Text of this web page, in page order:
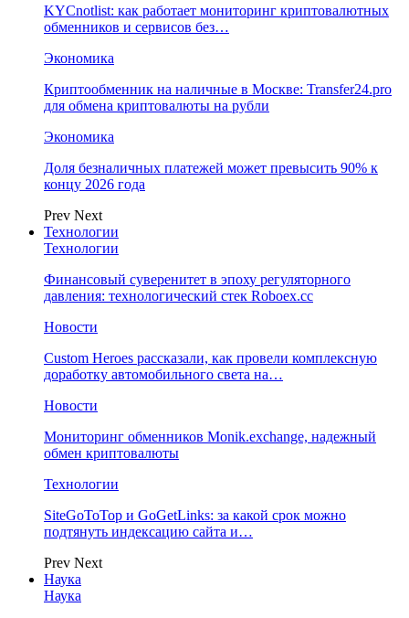
KYCnotlist: как работает мониторинг криптовалютных
обменников и сервисов без…
Экономика
Криптообменник на наличные в Москве: Transfer24.pro
для обмена криптовалюты на рубли
Экономика
Доля безналичных платежей может превысить 90% к
концу 2026 года
Prev Next
Технологии
Технологии
Финансовый суверенитет в эпоху регуляторного
давления: технологический стек Roboex.cc
Новости
Custom Heroes рассказали, как провели комплексную
доработку автомобильного света на…
Новости
Мониторинг обменников Monik.exchange, надежный
обмен криптовалюты
Технологии
SiteGoToTop и GoGetLinks: за какой срок можно
подтянуть индексацию сайта и…
Prev Next
Наука
Наука